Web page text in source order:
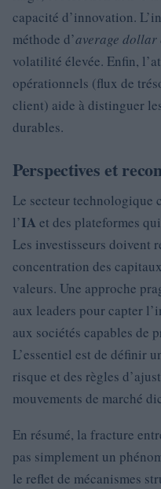
capacité d’innovation.
méthode d’average dollar
volatilité élevée. Enfin,
opérationnels (flux de
client) aide à distinguer
durables.
Perspectives et
Le secteur technologique
l’IA et des plateformes
Les investisseurs doivent
concentration des
valeurs. Une approche
aux leaders pour capter
aux sociétés capables de
L’essentiel est de définir
risque et des règles
mouvements de marché
En résumé, la fracture
pas simplement un
le reflet de mécanismes